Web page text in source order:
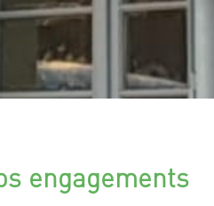
engagements